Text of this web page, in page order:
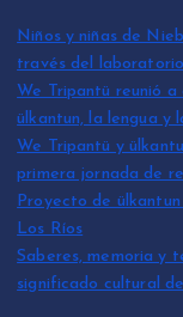
Niños y niñas de
través del laboratorio
We Tripantü reunió
ülkantun, la lengua y
We Tripantü y
primera jornada de
Proyecto de
Los Ríos
Saberes, memoria y
significado cultural